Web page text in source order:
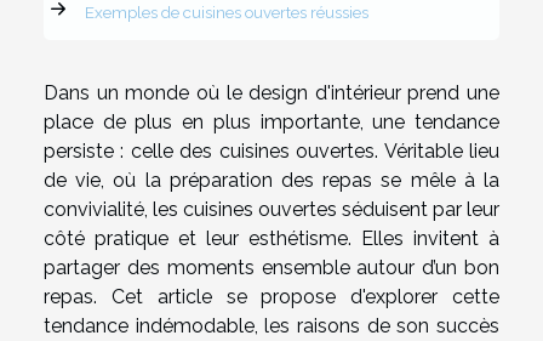
Exemples de cuisines ouvertes réussies
Dans un monde où le design d'intérieur prend une
place de plus en plus importante, une tendance
persiste : celle des cuisines ouvertes. Véritable lieu
de vie, où la préparation des repas se mêle à la
convivialité, les cuisines ouvertes séduisent par leur
côté pratique et leur esthétisme. Elles invitent à
partager des moments ensemble autour d’un bon
repas. Cet article se propose d'explorer cette
tendance indémodable, les raisons de son succès